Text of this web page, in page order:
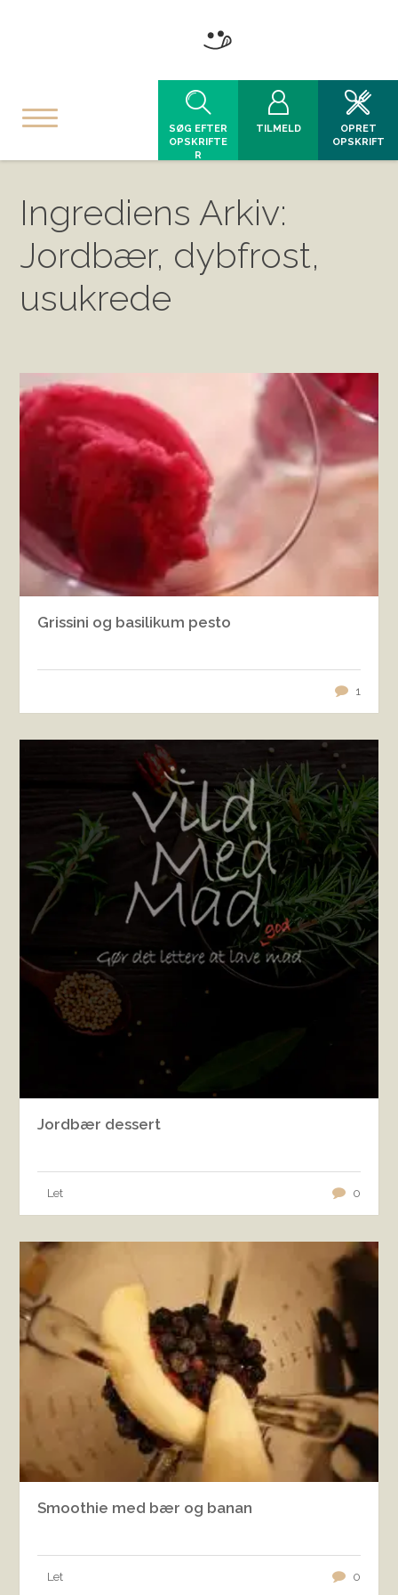
SØG EFTER
OPSKRIFTE
R
TILMELD
OPRET
OPSKRIFT
Ingrediens Arkiv:
Jordbær, dybfrost,
usukrede
Grissini og basilikum pesto
1
Jordbær dessert
Let 0
Smoothie med bær og banan
Let 0